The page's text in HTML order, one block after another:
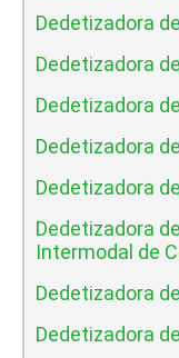
Dedetizadora
Dedetizadora
Dedetizadora
Dedetizadora
Dedetizadora
Dedetizadora
Intermodal de
Dedetizadora
Dedetizadora